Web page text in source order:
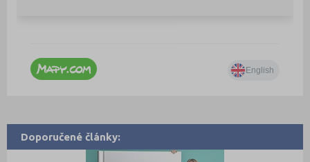
Doporučené články: